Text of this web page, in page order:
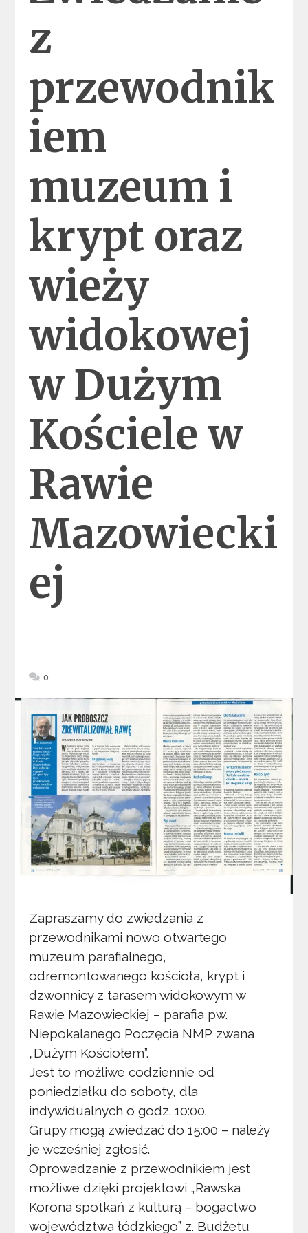
z
przewodnik
iem
muzeum i
krypt oraz
wieży
widokowej
w Dużym
Kościele w
Rawie
Mazowiecki
ej
0
Zapraszamy do zwiedzania z
przewodnikami nowo otwartego
muzeum parafialnego,
odremontowanego kościoła, krypt i
dzwonnicy z tarasem widokowym w
Rawie Mazowieckiej – parafia pw.
Niepokalanego Poczęcia NMP zwana
„Dużym Kościołem”.
Jest to możliwe codziennie od
poniedziałku do soboty, dla
indywidualnych o godz. 10:00.
Grupy mogą zwiedzać do 15:00 – należy
je wcześniej zgłosić.
Oprowadzanie z przewodnikiem jest
możliwe dzięki projektowi „Rawska
Korona spotkań z kulturą – bogactwo
województwa łódzkiego” z. Budżetu